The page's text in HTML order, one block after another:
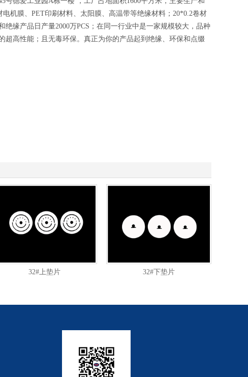
机膜、PET印刷材料、太阳膜、高温带等绝缘材料；20*0.2卷材
缘产品日产量2000万PCS；在同一行业中是一家规模较大，品种
高性能；且无毒环保。真正为你的产品起到绝缘、环保和点缀
32#上垫片 32#下垫片